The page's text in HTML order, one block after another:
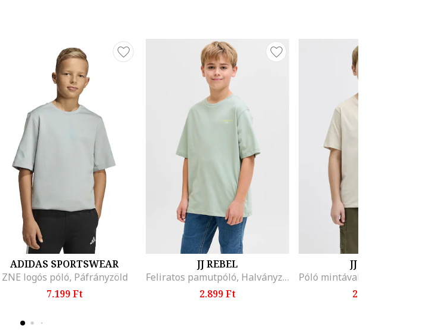
ADIDAS SPORTSWEAR
ZNE logós póló, Páfrányzöld
7.199 Ft
JJ REBEL
Feliratos pamutpóló, Halványzöld
2.899 Ft
JJ REBEL
2.899 Ft